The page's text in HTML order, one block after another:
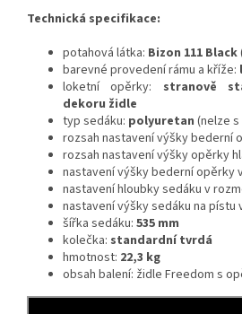
Technická specifikace:
potahová látka: Bizon 111 Black
barevné provedení rámu a kříže:
loketní opěrky: stranově
dekoru židle
typ sedáku: polyuretan (nelze
rozsah nastavení výšky bederní
rozsah nastavení výšky opěrky
nastavení výšky bederní opěrky
nastavení hloubky sedáku v
nastavení výšky sedáku na pístu
šířka sedáku: 535 mm
kolečka: standardní tvrdá
hmotnost: 22,3 kg
obsah balení: židle Freedom s